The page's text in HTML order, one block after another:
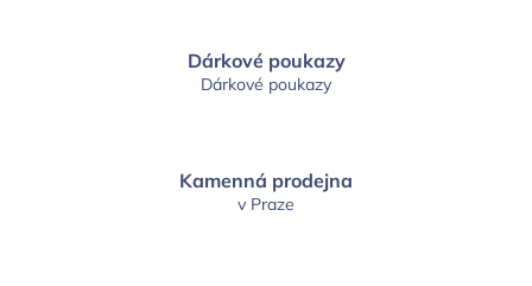
Dárkové poukazy
Dárkové poukazy
Kamenná prodejna
v Praze